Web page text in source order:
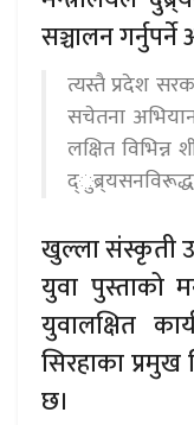
सञ्चालन
त्यस्तै प्रदेश
सचेतना
लक्षित
द्ुब्र्यसनविरूद्ध
खुल्ला संस्कृती
युवा पुस्ताको
युवालक्षित
सिरहाका
छ।